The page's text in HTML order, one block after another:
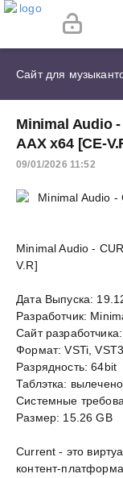
Сайт для
Minimal Audio -
AAX x64 [CE-
09/01/2026 11:52
Minimal Audio -
V.R]
Дата Выпуска:
Разработчик:
Сайт
Формат: VSTi,
Разрядность: 64bit
Таблэтка:
Системные
Размер: 15.26 GB
Current - это
контент-